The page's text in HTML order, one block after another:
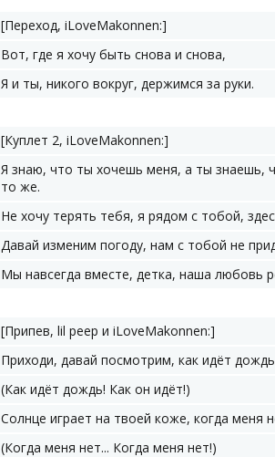
[Переход, iLoveMakonnen:]
Вот, где я хочу быть снова и снова,
Я и ты, никого вокруг, держимся за руки.
[Куплет 2, iLoveMakonnen:]
Я знаю, что ты хочешь меня, а ты знаешь,
то же.
Не хочу терять тебя, я рядом с тобой,
Давай изменим погоду, нам с тобой не
Мы навсегда вместе, детка, наша любовь
[Припев, lil peep и ​iLoveMakonnen:]
Приходи, давай посмотрим, как идёт
(Как идёт дождь! Как он идёт!)
Солнце играет на твоей коже, когда меня
(Когда меня нет... Когда меня нет!)